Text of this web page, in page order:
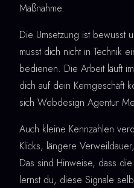
Maßnahme.
Die Umsetzung ist bewusst
musst dich nicht in Technik
bedienen. Die Arbeit läuft
dich auf dein Kerngeschäft
sich Webdesign Agentur
Auch kleine Kennzahlen
Klicks, längere
Das sind Hinweise, dass
lernst du, diese Signale